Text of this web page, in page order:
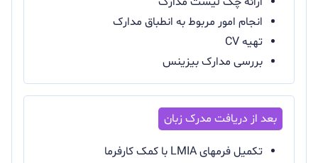
انجام امور مربوط به انطباق مدارک
تهیه CV
بررسی مدارک بیزینس
تکمیل فرمهای LMIA با کمک کارفرما